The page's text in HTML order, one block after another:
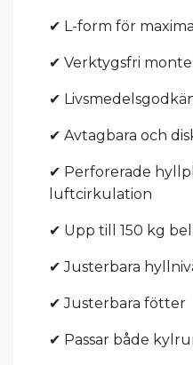
✔ L-form för
✔ Verktygsfri
✔
✔ Avtagbara och
✔ Perforerade
luftcirkulation
✔ Upp till 150 kg
✔ Justerbara
✔ Justerbara fötter
✔ Passar både